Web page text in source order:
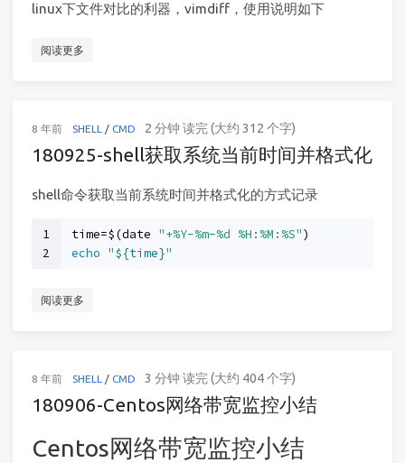
linux下文件对比的利器，vimdiff，使用说明如下
阅读更多
8 年前 SHELL / CMD 2 分钟 读完 (大约 312 个字)
180925-shell获取系统当前时间并格式化
shell命令获取当前系统时间并格式化的方式记录
1
2
time=$(date "+%Y-%m-%d %H:%M:%S")
echo "${time}"
阅读更多
8 年前 SHELL / CMD 3 分钟 读完 (大约 404 个字)
180906-Centos网络带宽监控小结
Centos网络带宽监控小结